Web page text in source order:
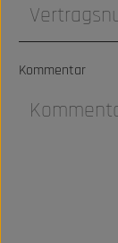
Kommentar